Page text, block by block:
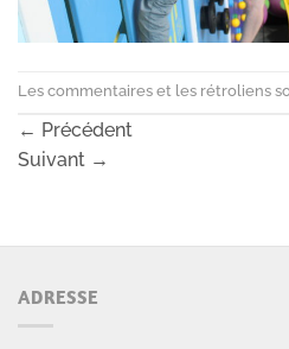
Les commentaires et les rétroliens
← Précédent
Suivant →
ADRESSE